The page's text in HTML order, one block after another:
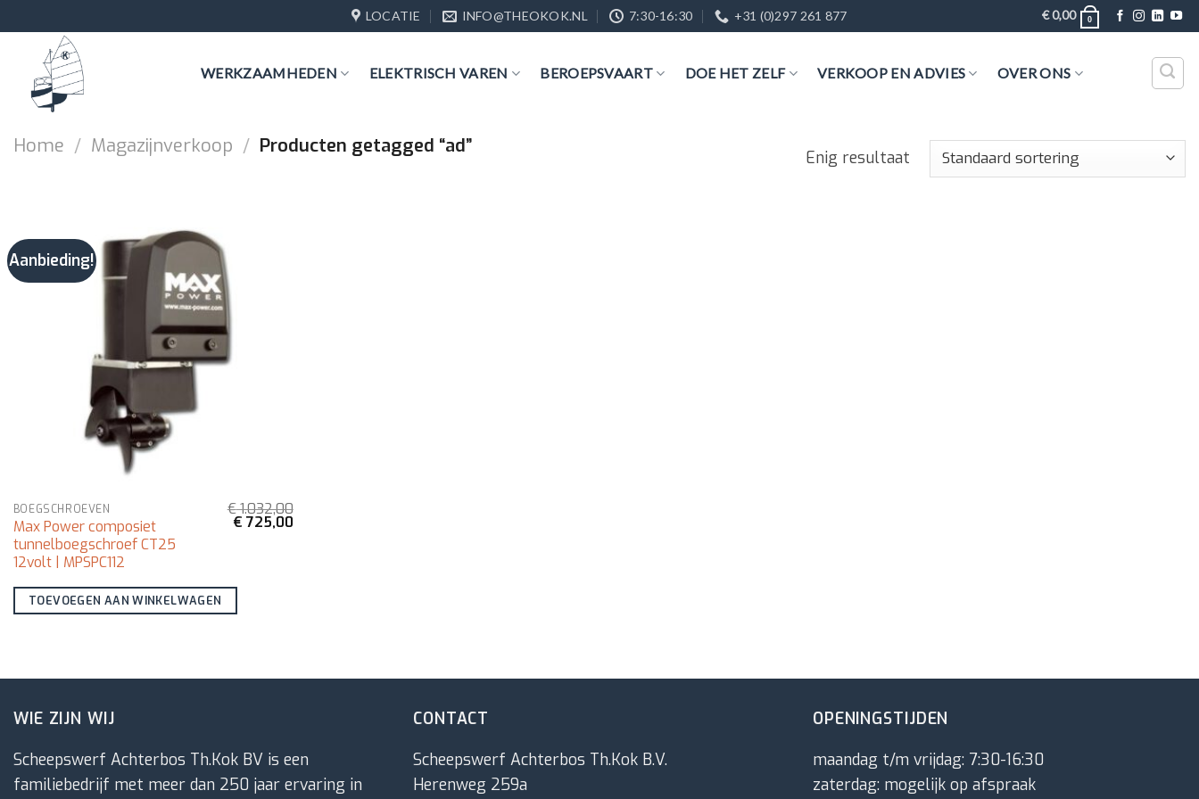
to
content
LOCATIE INFO@THEOKOK.NL 7:30-16:30 +31 (0)297 261 877 €0,00 0
WERKZAAMHEDEN ELEKTRISCH VAREN BEROEPSVAART DOE HET ZELF VERKOOP EN ADVIES OVER ONS
Home / Magazijnverkoop / Producten getagged “ad” Enig resultaat
Aanbieding!
BOEGSCHROEVEN
Max Power composiet
tunnelboegschroef CT25
12volt | MPSPC112
€1.032,00
Oorspronkelijke
€ 725,00Huidige
TOEVOEGEN AAN WINKELWAGEN
WIE ZIJN WIJ
Scheepswerf Achterbos Th.Kok BV is een
familiebedrijf met meer dan 250 jaar ervaring in
CONTACT
Scheepswerf Achterbos Th.Kok B.V.
Herenweg 259a
OPENINGSTIJDEN
maandag t/m vrijdag: 7:30-16:30
zaterdag: mogelijk op afspraak